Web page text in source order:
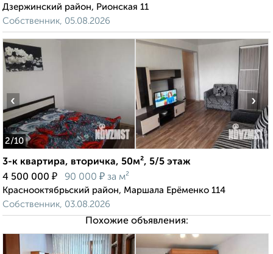
Дзержинский район, Рионская 11
Собственник, 05.08.2026
2/10
‹ ›
3-к квартира, вторичка, 50м², 5/5 этаж
4 500 000 ₽ 90 000 ₽ за м²
Краснооктябрьский район, Маршала Ерёменко 114
Собственник, 03.08.2026
Похожие объявления: